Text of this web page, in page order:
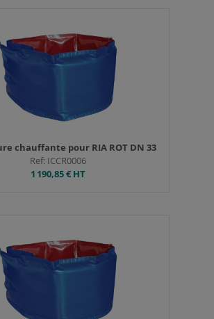
chauffante pour RIA ROT DN 33
Ref: ICCR0006
1 190,85 € HT